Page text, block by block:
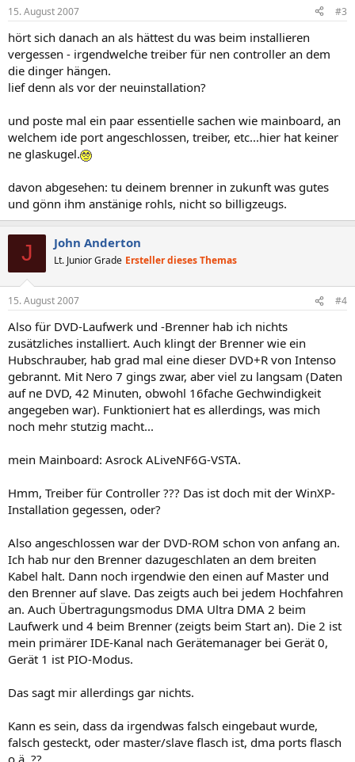
15. August 2007 #3
hört sich danach an als hättest du was beim installieren
vergessen - irgendwelche treiber für nen controller an dem
die dinger hängen.
lief denn als vor der neuinstallation?
und poste mal ein paar essentielle sachen wie mainboard, an
welchem ide port angeschlossen, treiber, etc...hier hat keiner
ne glaskugel.
davon abgesehen: tu deinem brenner in zukunft was gutes
und gönn ihm anstänige rohls, nicht so billigzeugs.
J John Anderton
Lt. Junior Grade Ersteller dieses Themas
15. August 2007 #4
Also für DVD-Laufwerk und -Brenner hab ich nichts
zusätzliches installiert. Auch klingt der Brenner wie ein
Hubschrauber, hab grad mal eine dieser DVD+R von Intenso
gebrannt. Mit Nero 7 gings zwar, aber viel zu langsam (Daten
auf ne DVD, 42 Minuten, obwohl 16fache Gechwindigkeit
angegeben war). Funktioniert hat es allerdings, was mich
noch mehr stutzig macht...
mein Mainboard: Asrock ALiveNF6G-VSTA.
Hmm, Treiber für Controller ??? Das ist doch mit der WinXP-
Installation gegessen, oder?
Also angeschlossen war der DVD-ROM schon von anfang an.
Ich hab nur den Brenner dazugeschlaten an dem breiten
Kabel halt. Dann noch irgendwie den einen auf Master und
den Brenner auf slave. Das zeigts auch bei jedem Hochfahren
an. Auch Übertragungsmodus DMA Ultra DMA 2 beim
Laufwerk und 4 beim Brenner (zeigts beim Start an). Die 2 ist
mein primärer IDE-Kanal nach Gerätemanager bei Gerät 0,
Gerät 1 ist PIO-Modus.
Das sagt mir allerdings gar nichts.
Kann es sein, dass da irgendwas falsch eingebaut wurde,
falsch gesteckt, oder master/slave flasch ist, dma ports flasch
o.ä. ??